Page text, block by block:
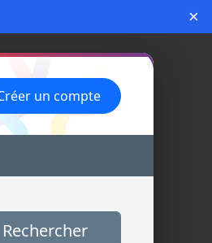
×
un compte
Rechercher